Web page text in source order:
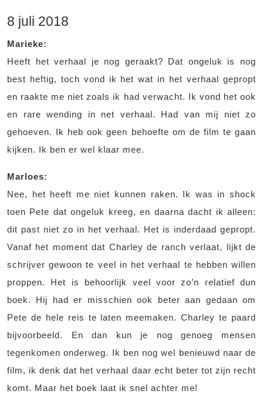
8 juli 2018
Marieke:
Heeft het verhaal je nog geraakt? Dat ongeluk is nog
best heftig, toch vond ik het wat in het verhaal gepropt
en raakte me niet zoals ik had verwacht. Ik vond het ook
en rare wending in net verhaal. Had van mij niet zo
gehoeven. Ik heb ook geen behoefte om de film te gaan
kijken. Ik ben er wel klaar mee.
Marloes:
Nee, het heeft me niet kunnen raken. Ik was in shock
toen Pete dat ongeluk kreeg, en daarna dacht ik alleen:
dit past niet zo in het verhaal. Het is inderdaad gepropt.
Vanaf het moment dat Charley de ranch verlaat, lijkt de
schrijver gewoon te veel in het verhaal te hebben willen
proppen. Het is behoorlijk veel voor zo’n relatief dun
boek. Hij had er misschien ook beter aan gedaan om
Pete de hele reis te laten meemaken. Charley te paard
bijvoorbeeld. En dan kun je nog genoeg mensen
tegenkomen onderweg. Ik ben nog wel benieuwd naar de
film, ik denk dat het verhaal daar echt beter tot zijn recht
komt. Maar het boek laat ik snel achter me!